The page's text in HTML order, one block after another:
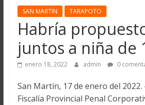
SAN MARTIN TARAPOTO
Habría
juntos a niña de
enero 18, 2022 admin 0
San Martín, 17 de enero del 2022.
Fiscalía Provincial Penal